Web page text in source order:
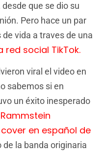
que se dio su
Pero hace un par
vida a traves de una
red social TikTok.
viral el video en
sabemos si en
un éxito inesperado
en español de
de la banda originaria